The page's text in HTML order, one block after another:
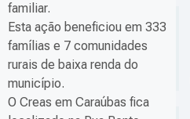
familiar.
Esta ação beneficiou em 333
famílias e 7 comunidades
rurais de baixa renda do
município.
O Creas em Caraúbas fica